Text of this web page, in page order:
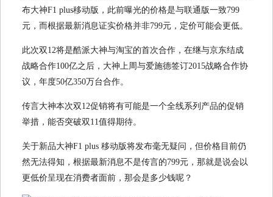
布大神F1 plus移动版，此前曝光的价格是与联通版一致799
元，而根据最新消息证实价格并非799元，定价可能会更低。
此次双12将是酷派大神与淘宝的首次合作，在继与京东结成
战略合作100亿之后，大神上周与爱施德签订2015战略合作协
议，年度50亿350万台合作。
传言大神本次双12促销将有可能是一个全线系列产品的促销
举措，能否突破双11值得期待。
关于新品大神F1 plus 移动版将发布毫无疑问，但价格目前仍
然无法得知，根据最新消息不是传言的799元，那就是说会以
更低价呈现在消费者面前，那会是多少钱呢？